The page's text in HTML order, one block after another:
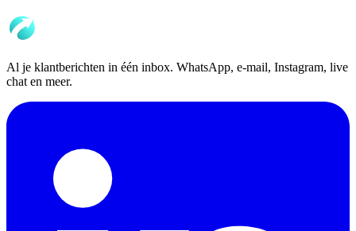
Al je klantberichten in één inbox. WhatsApp, e-mail, Instagram, live
chat en meer.